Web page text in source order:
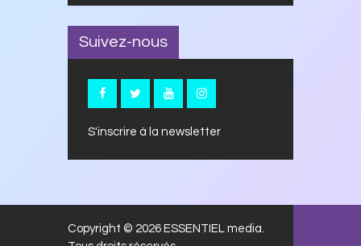
Suivez-nous
S'inscrire à la newsletter
Copyright © 2026 ESSENTIEL media.